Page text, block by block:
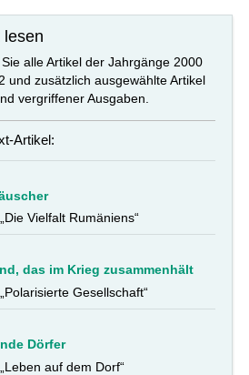
lesen
alle Artikel der Jahrgänge 2000
und zusätzlich ausgewählte Artikel
vergriffener Ausgaben.
Artikel:
Vielfalt Rumäniens“
das im Krieg zusammenhält
Gesellschaft“
Dörfer
auf dem Dorf“